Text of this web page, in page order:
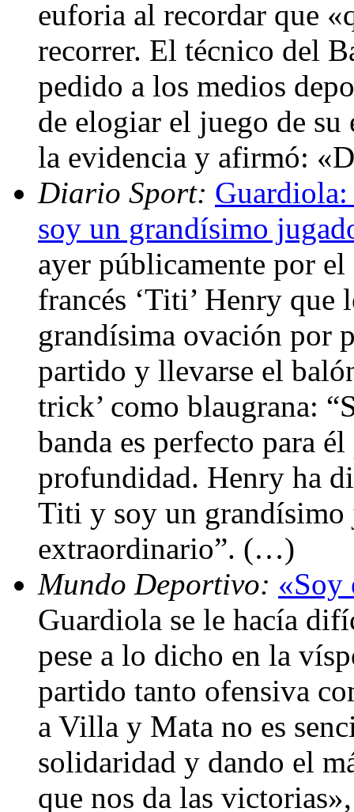
euforia al recordar que
recorrer. El técnico del
pedido a los medios
de elogiar el juego de
la evidencia y afirmó:
Diario Sport:
soy un grandísimo
ayer públicamente por
francés ‘Titi’ Henry que
grandísima ovación por
partido y llevarse el
trick’ como blaugrana:
banda es perfecto para
profundidad. Henry ha
Titi y soy un grandísimo
extraordinario”. (…)
Mundo Deportivo: «Soy
Guardiola se le hacía
pese a lo dicho en la
partido tanto ofensiva
a Villa y Mata no es
solidaridad y dando el
que nos da las